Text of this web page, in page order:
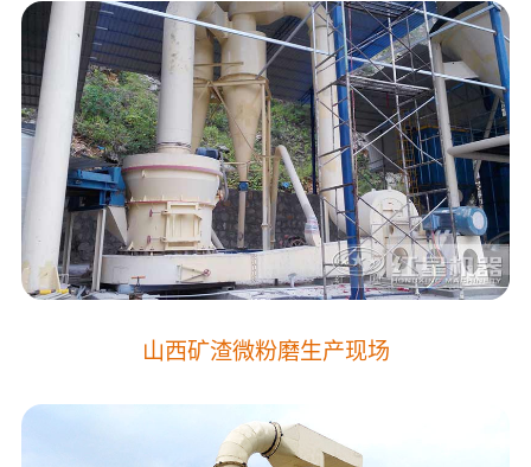
山西矿渣微粉磨生产现场